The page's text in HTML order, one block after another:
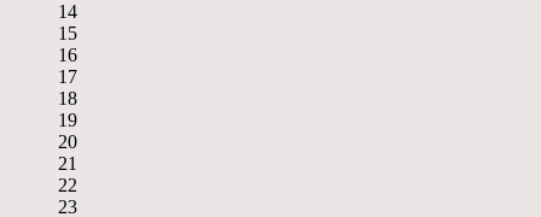
14
15
16
17
18
19
20
21
22
23